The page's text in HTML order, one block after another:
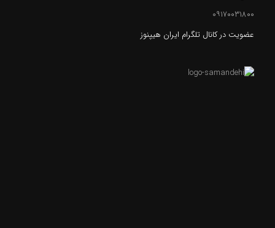
۰۹۱۷۰۰۳۱۸۰۰
عضویت در کانال تلگرام ایران هیپنوز